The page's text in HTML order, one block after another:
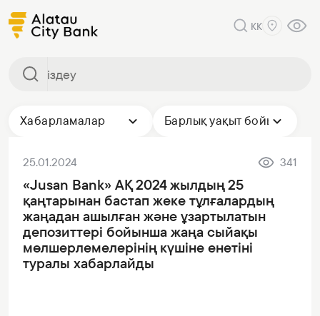
KK
Хабарламалар Барлық уақыт бойы
25.01.2024 341
«Jusan Bank» АҚ 2024 жылдың 25
қаңтарынан бастап жеке тұлғалардың
жаңадан ашылған және ұзартылатын
депозиттері бойынша жаңа сыйақы
мөлшерлемелерінің күшіне енетіні
туралы хабарлайды